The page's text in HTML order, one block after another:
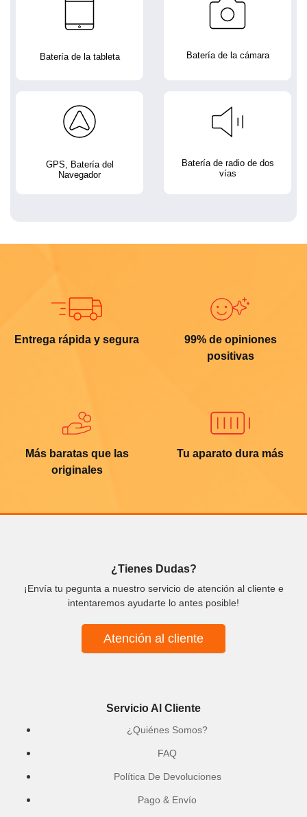
Batería de la tableta Batería de la cámara
GPS, Batería del
Navegador
Batería de radio de dos
vías
Entrega rápida y segura
99% de opiniones
positivas
Más baratas que las
originales
Tu aparato dura más
¿Tienes Dudas?
¡Envía tu pegunta a nuestro servicio de atención al cliente e
intentaremos ayudarte lo antes posible!
Atención al cliente
Servicio Al Cliente
¿Quiénes Somos?
FAQ
Política De Devoluciones
Pago & Envío